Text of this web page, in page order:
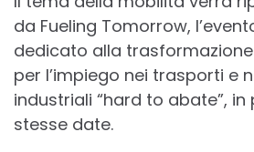
da Fueling Tomorrow,
dedicato alla
per l’impiego nei trasporti e
industriali “hard to abate”,
stesse date.